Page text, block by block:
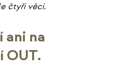
čtyři věci.
ani na
OUT.